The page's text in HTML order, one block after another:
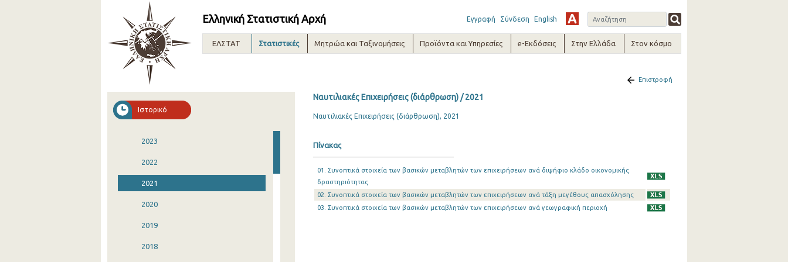
Ελληνική Στατιστική Αρχή Εγγραφή Σύνδεση English
ΕΛΣΤΑΤ Στατιστικές Μητρώα και Ταξινομήσεις Προϊόντα και Υπηρεσίες e-Εκδόσεις Στην Ελλάδα Στον κόσμο
Ιστορικό
2023
2022
2021
2020
2019
2018
Επιστροφή
Ναυτιλιακές Επιχειρήσεις (διάρθρωση) / 2021
Ναυτιλιακές Επιχειρήσεις (διάρθρωση), 2021
Πίνακας
01. Συνοπτικά στοιχεία των βασικών μεταβλητών των επιχειρήσεων ανά διψήφιο κλάδο οικονομικής
δραστηριότητας
02. Συνοπτικά στοιχεία των βασικών μεταβλητών των επιχειρήσεων ανά τάξη μεγέθους απασχόλησης
03. Συνοπτικά στοιχεία των βασικών μεταβλητών των επιχειρήσεων ανά γεωγραφική περιοχή